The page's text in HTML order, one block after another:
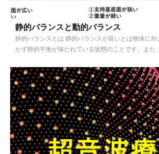
静的バランスと動的バランス
静的バランスとは 静的バランスが良いとは物体に
かず静的平衡が保たれている状態のことです。また